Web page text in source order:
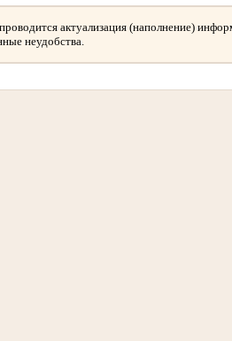
актуализация (наполнение)
неудобства.